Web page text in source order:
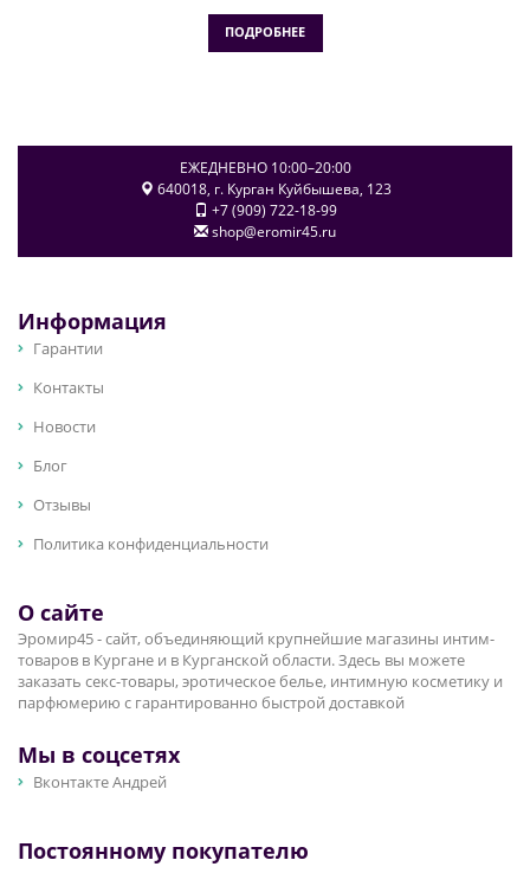
ПОДРОБНЕЕ
ЕЖЕДНЕВНО 10:00–20:00
640018, г. Курган Куйбышева, 123
+7 (909) 722-18-99
shop@eromir45.ru
Информация
Гарантии
Контакты
Новости
Блог
Отзывы
Политика конфиденциальности
О сайте
Эромир45 - сайт, объединяющий крупнейшие магазины интим-
товаров в Кургане и в Курганской области. Здесь вы можете
заказать секс-товары, эротическое белье, интимную косметику и
парфюмерию с гарантированно быстрой доставкой
Мы в соцсетях
Вконтакте Андрей
Постоянному покупателю